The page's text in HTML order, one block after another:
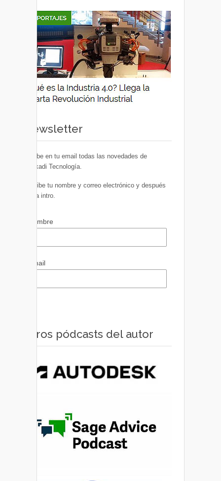
Newsletter
Recibe en tu email todas las novedades de
Euskadi Tecnología.
Escribe tu nombre y correo electrónico y después
pulsa intro.
Nombre
Email
Otros pódcasts del autor